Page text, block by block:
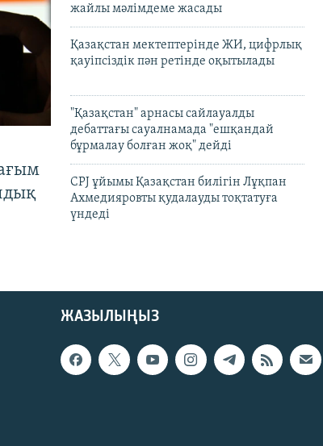
жайлы мәлімдеме жасады
Қазақстан мектептерінде ЖИ, цифрлық
қауіпсіздік пән ретінде оқытылады
"Қазақстан" арнасы сайлауалды
дебаттағы сауалнамада "ешқандай
бұрмалау болған жоқ" дейді
CPJ ұйымы Қазақстан билігін Лұқпан
Ахмедияровты қудалауды тоқтатуға
үндеді
ЖАЗЫЛЫҢЫЗ